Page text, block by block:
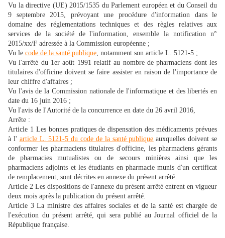
Vu la directive (UE) 2015/1535 du Parlement européen et du Conseil du
9 septembre 2015, prévoyant une procédure d'information dans le
domaine des réglementations techniques et des règles relatives aux
services de la société de l'information, ensemble la notification n°
2015/xx/F adressée à la Commission européenne ;
Vu le code de la santé publique , notamment son article L. 5121-5 ;
Vu l'arrêté du 1er août 1991 relatif au nombre de pharmaciens dont les
titulaires d'officine doivent se faire assister en raison de l'importance de
leur chiffre d'affaires ;
Vu l'avis de la Commission nationale de l'informatique et des libertés en
date du 16 juin 2016 ;
Vu l'avis de l'Autorité de la concurrence en date du 26 avril 2016,
Arrête :
Article 1 Les bonnes pratiques de dispensation des médicaments prévues
à l' article L. 5121-5 du code de la santé publique auxquelles doivent se
conformer les pharmaciens titulaires d'officine, les pharmaciens gérants
de pharmacies mutualistes ou de secours minières ainsi que les
pharmaciens adjoints et les étudiants en pharmacie munis d'un certificat
de remplacement, sont décrites en annexe du présent arrêté.
Article 2 Les dispositions de l'annexe du présent arrêté entrent en vigueur
deux mois après la publication du présent arrêté.
Article 3 La ministre des affaires sociales et de la santé est chargée de
l'exécution du présent arrêté, qui sera publié au Journal officiel de la
République française.